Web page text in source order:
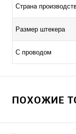
Страна
Размер штекера
С проводом
ПОХОЖИЕ